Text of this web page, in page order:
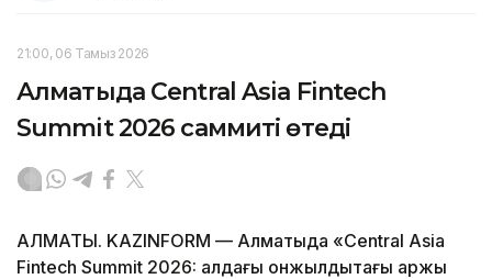
21:00, 06 Тамыз 2026
Алматыда Central Asia Fintech
Summit 2026 саммиті өтеді
АЛМАТЫ. KAZINFORM — Алматыда «Central Asia
Fintech Summit 2026: алдағы онжылдықтағы қаржы